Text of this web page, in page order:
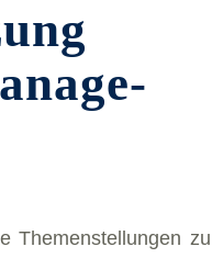
The­men­stel­lun­gen zu